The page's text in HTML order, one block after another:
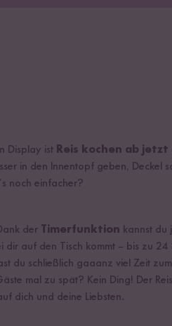
Display ist Reis kochen ab jetzt
in den Innentopf geben, Deckel
noch einfacher?
der Timerfunktion kannst du
dir auf den Tisch kommt – bis zu 24
du schließlich gaaanz viel Zeit
mal zu spät? Kein Ding! Der
dich und deine Liebsten.